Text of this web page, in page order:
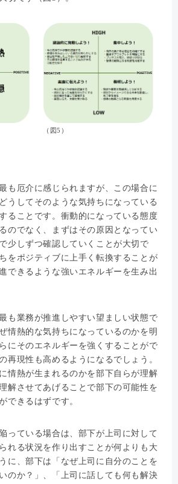
（図5）
も厄介に感じられますが、この場合に
うしてそのような気持ちになっている
ることです。衝動的になっている態度
のでなく、まずはその原因となってい
少しずつ確認していくことが大切で
をポジティブに上手く転換することが
できるような強いエネルギーを生み出
も業務が推進しやすい望ましい状態で
情熱的な気持ちになっているのかを明
にそのエネルギーを強くすることがで
再現性も高めるようになるでしょう。
情熱が生まれるのかを部下自らが理解
解させてあげることで部下の可能性を
できるはずです。
っている場合は、部下が上司に対して
れる状況を作り出すことが何よりも大
に、部下は「なぜ上司に自分のことを
のか？」、「上司に話しても何も解決